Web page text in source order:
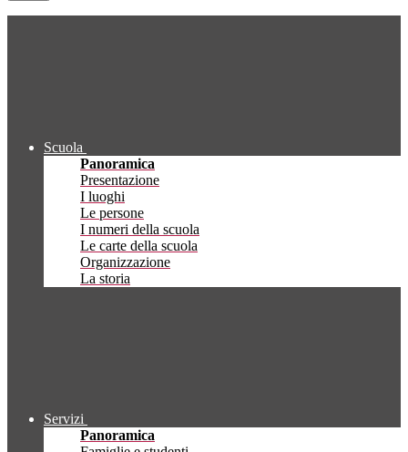
Scuola
Panoramica
Presentazione
I luoghi
Le persone
I numeri della scuola
Le carte della scuola
Organizzazione
La storia
Servizi
Panoramica